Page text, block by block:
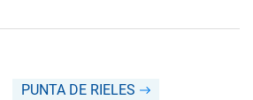
PUNTA DE RIELES